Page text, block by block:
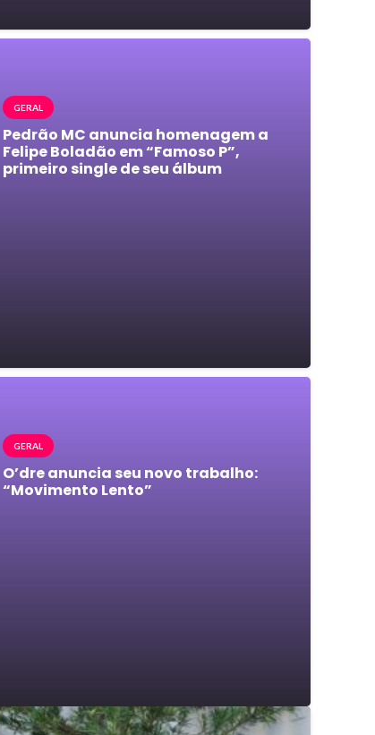
GERAL
Pedrão MC anuncia homenagem a
Felipe Boladão em “Famoso P”,
primeiro single de seu álbum
GERAL
O’dre anuncia seu novo trabalho:
“Movimento Lento”